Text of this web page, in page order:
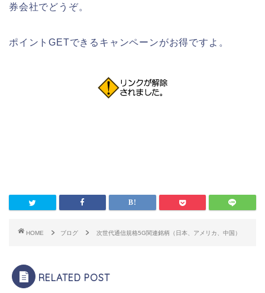
券会社でどうぞ。
ポイントGETできるキャンペーンがお得ですよ。
HOME ブログ 次世代通信規格5G関連銘柄（日本、アメリカ、中国）
RELATED POST